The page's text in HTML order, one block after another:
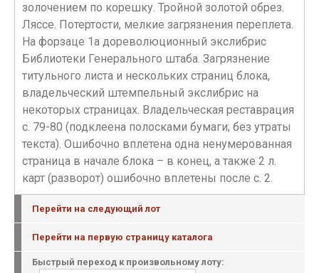
золочением по корешку. Тройной золотой обрез.
Ляссе. Потертости, мелкие загрязнения переплета.
На форзаце 1а дореволюционный экслибрис
Библиотеки Генерального штаба. Загрязнение
титульного листа и нескольких страниц блока,
владельческий штемпельный экслибрис на
некоторых страницах. Владельческая реставрация
с. 79-80 (подклеена полосками бумаги; без утраты
текста). Ошибочно вплетена одна ненумерованная
страница в начале блока – в конец, а также 2 л.
карт (разворот) ошибочно вплетены после с. 2.
Перейти на следующий лот
Перейти на первую страницу каталога
Быстрый переход к произвольному лоту: